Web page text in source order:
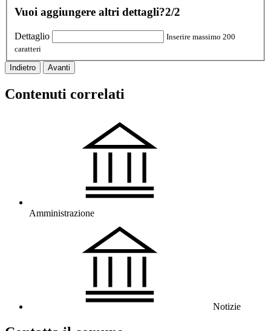
Vuoi aggiungere altri dettagli?2/2
Dettaglio
Inserire massimo 200
caratteri
Indietro Avanti
Contenuti correlati
Amministrazione
Notizie